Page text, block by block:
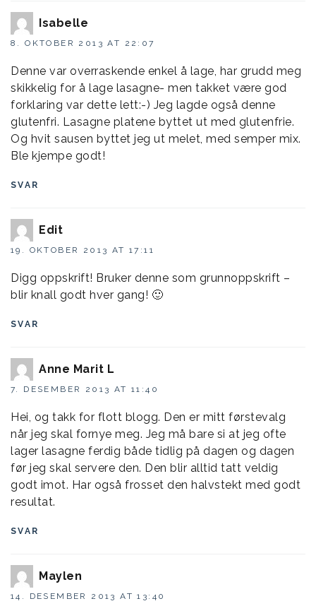
Isabelle
8. OKTOBER 2013 AT 22:07
Denne var overraskende enkel å lage, har grudd meg
skikkelig for å lage lasagne- men takket være god
forklaring var dette lett:-) Jeg lagde også denne
glutenfri. Lasagne platene byttet ut med glutenfrie.
Og hvit sausen byttet jeg ut melet, med semper mix.
Ble kjempe godt!
SVAR
Edit
19. OKTOBER 2013 AT 17:11
Digg oppskrift! Bruker denne som grunnoppskrift –
blir knall godt hver gang! 🙂
SVAR
Anne Marit L
7. DESEMBER 2013 AT 11:40
Hei, og takk for flott blogg. Den er mitt førstevalg
når jeg skal fornye meg. Jeg må bare si at jeg ofte
lager lasagne ferdig både tidlig på dagen og dagen
før jeg skal servere den. Den blir alltid tatt veldig
godt imot. Har også frosset den halvstekt med godt
resultat.
SVAR
Maylen
14. DESEMBER 2013 AT 13:40